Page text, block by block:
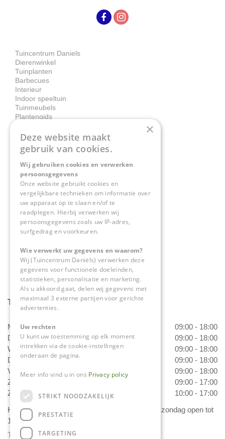
Tuincentrum Daniels
Dierenwinkel
Tuinplanten
Barbecues
Interieur
Indoor speeltuin
Tuinmeubels
Plantengids
Contact
Tuincentrum Daniëls
Herkenbosserweg 4
6063 NL Vlodrop
0475-534298
info@tuincentrumdaniels.nl
Tuincentrum Daniëls
Maandag
09:00 - 18:00
Dinsdag
09:00 - 18:00
Woensdag
09:00 - 18:00
Donderdag
09:00 - 18:00
Vrijdag
09:00 - 18:00
Zaterdag
09:00 - 17:00
Zondag
10:00 - 17:00
Het 'Bloemetje van Daniëls' is van dinsdag t/m zondag open tot
17.00 uur!
Toon alle openingstijden
×
Deze website maakt
gebruik van cookies.
Wij gebruiken cookies en verwerken
persoonsgegevens
Onze website gebruikt cookies en
vergelijkbare technieken om informatie over
uw apparaat op te slaan en/of te
raadplegen. Hierbij verwerken wij
persoonsgegevens zoals uw IP-adres,
surfgedrag en voorkeuren.
Wie verwerkt uw gegevens en waarom?
Wij (Tuincentrum Daniëls) verwerken deze
gegevens voor functionele doeleinden,
statistieken, personalisatie en marketing.
Als u akkoord gaat, delen wij gegevens met
maximaal 3 externe partijen voor gerichte
advertenties.
Uw rechten
U kunt uw toestemming op elk moment
intrekken via de cookie-instellingen
onderaan de pagina.
Meer info vind u in ons Privacy policy
STRIKT NOODZAKELIJK
PRESTATIE
TARGETING